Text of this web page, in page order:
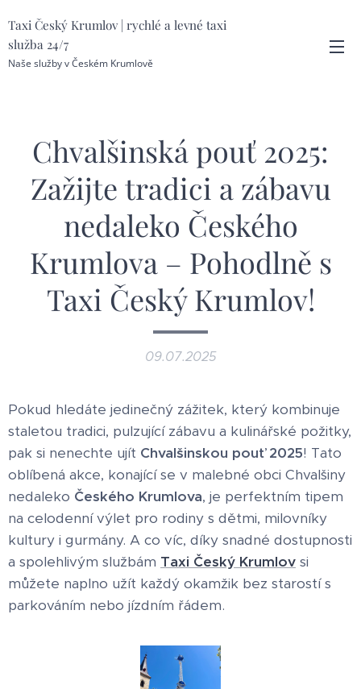
Taxi Český Krumlov | rychlé a levné taxi
služba 24/7
Naše služby v Českém Krumlově
Chvalšinská pouť 2025:
Zažijte tradici a zábavu
nedaleko Českého
Krumlova – Pohodlně s
Taxi Český Krumlov!
09.07.2025
Pokud hledáte jedinečný zážitek, který kombinuje
staletou tradici, pulzující zábavu a kulinářské požitky,
pak si nenechte ujít Chvalšinskou pouť 2025! Tato
oblíbená akce, konající se v malebné obci Chvalšiny
nedaleko Českého Krumlova, je perfektním tipem
na celodenní výlet pro rodiny s dětmi, milovníky
kultury i gurmány. A co víc, díky snadné dostupnosti
a spolehlivým službám Taxi Český Krumlov si
můžete naplno užít každý okamžik bez starostí s
parkováním nebo jízdním řádem.